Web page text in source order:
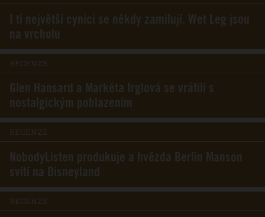
I ti největší cynici se někdy zamilují. Wet Leg jsou
na vrcholu
RECENZE
Glen Hansard a Markéta Irglová se vrátili s
nostalgickým pohlazením
RECENZE
NobodyListen produkuje a hvězda Berlin Manson
svítí na Disneyland
RECENZE